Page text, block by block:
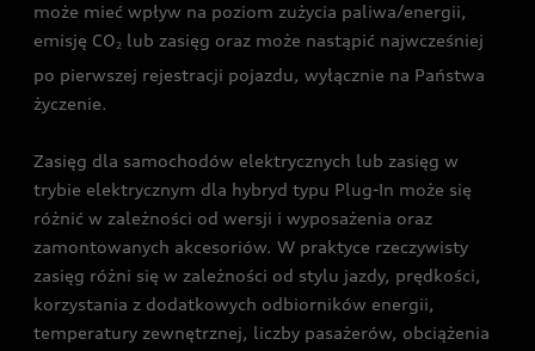
może mieć wpływ na poziom zużycia paliwa/energii,
emisję CO2 lub zasięg oraz może nastąpić najwcześniej
po pierwszej rejestracji pojazdu, wyłącznie na Państwa
życzenie.
Zasięg dla samochodów elektrycznych lub zasięg w
trybie elektrycznym dla hybryd typu Plug-In może się
różnić w zależności od wersji i wyposażenia oraz
zamontowanych akcesoriów. W praktyce rzeczywisty
zasięg różni się w zależności od stylu jazdy, prędkości,
korzystania z dodatkowych odbiorników energii,
temperatury zewnętrznej, liczby pasażerów, obciążenia